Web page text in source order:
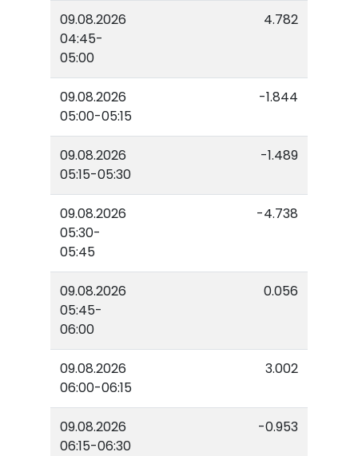
09.08.2026
04:45-
05:00
4.782
09.08.2026
05:00-05:15
-1.844
09.08.2026
05:15-05:30
-1.489
09.08.2026
05:30-
05:45
-4.738
09.08.2026
05:45-
06:00
0.056
09.08.2026
06:00-06:15
3.002
09.08.2026
06:15-06:30
-0.953